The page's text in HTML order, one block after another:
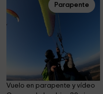
Parapente
Vuelo en parapente y vídeo